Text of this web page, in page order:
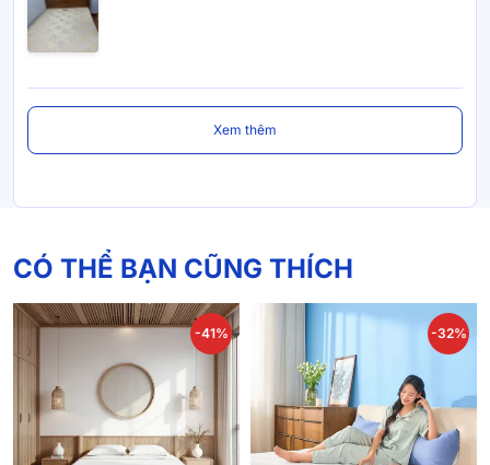
Xem thêm
CÓ THỂ BẠN CŨNG THÍCH
-41% -32%